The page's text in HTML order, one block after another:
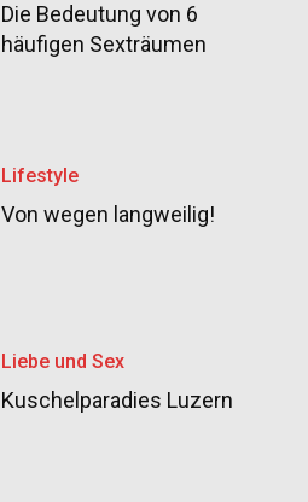
Die Bedeutung von 6
häufigen Sexträumen
Lifestyle
Von wegen langweilig!
Liebe und Sex
Kuschelparadies Luzern